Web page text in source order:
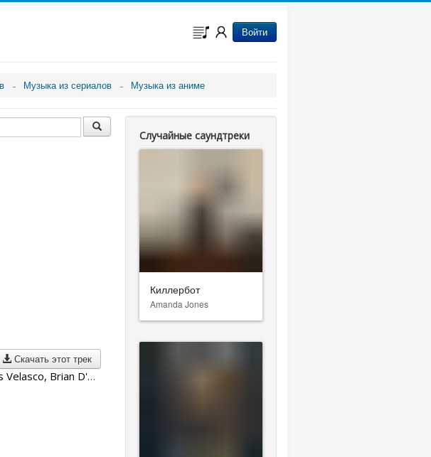
Войти
Музыка из сериалов Музыка из аниме
Скачать этот трек
VA | Akiyuki Morimoto, Satoshi Hori, Miwako Chinone, Cris Velasco, Brian D'Oliveira
Случайные саундтреки
Киллербот
Amanda Jones